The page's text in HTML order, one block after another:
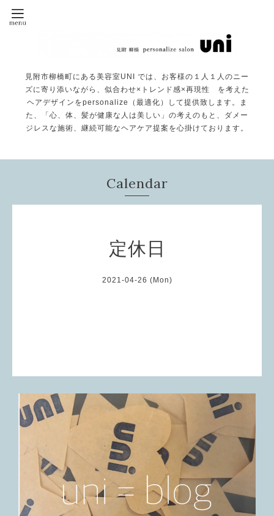
見附市柳橋町にある美容室UNI では、お客様の１人１人のニー
ズに寄り添いながら、似合わせ×トレンド感×再現性 を考えた
ヘアデザインをpersonalize（最適化）して提供致します。ま
た、「心、体、髪が健康な人は美しい」の考えのもと、ダメー
ジレスな施術、継続可能なヘアケア提案を心掛けております。
Calendar
定休日
2021-04-26 (Mon)